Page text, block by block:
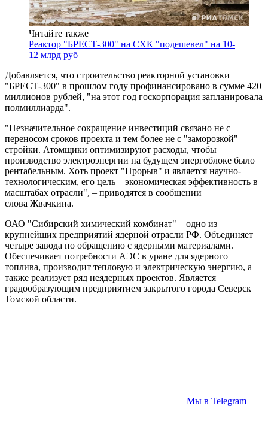
Читайте также
Реактор "БРЕСТ-300" на СХК "подешевел" на 10-
12 млрд руб
Добавляется, что строительство реакторной установки
"БРЕСТ-300" в прошлом году профинансировано в сумме 420
миллионов рублей, "на этот год госкорпорация запланировала
полмиллиарда".
"Незначительное сокращение инвестиций связано не с
переносом сроков проекта и тем более не с "заморозкой"
стройки. Атомщики оптимизируют расходы, чтобы
производство электроэнергии на будущем энергоблоке было
рентабельным. Хоть проект "Прорыв" и является научно-
технологическим, его цель – экономическая эффективность в
масштабах отрасли", – приводятся в сообщении
слова Жвачкина.
ОАО "Сибирский химический комбинат" – одно из
крупнейших предприятий ядерной отрасли РФ. Объединяет
четыре завода по обращению с ядерными материалами.
Обеспечивает потребности АЭС в уране для ядерного
топлива, производит тепловую и электрическую энергию, а
также реализует ряд неядерных проектов. Является
градообразующим предприятием закрытого города Северск
Томской области.
Мы в Telegram